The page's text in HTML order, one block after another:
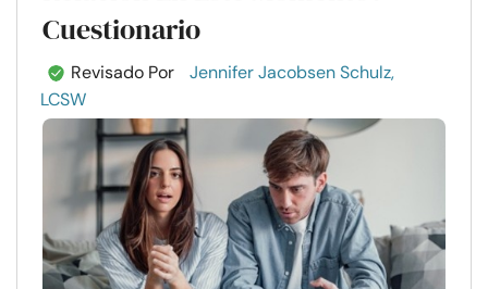
Cuestionario
Revisado Por
Jennifer Jacobsen Schulz,
LCSW